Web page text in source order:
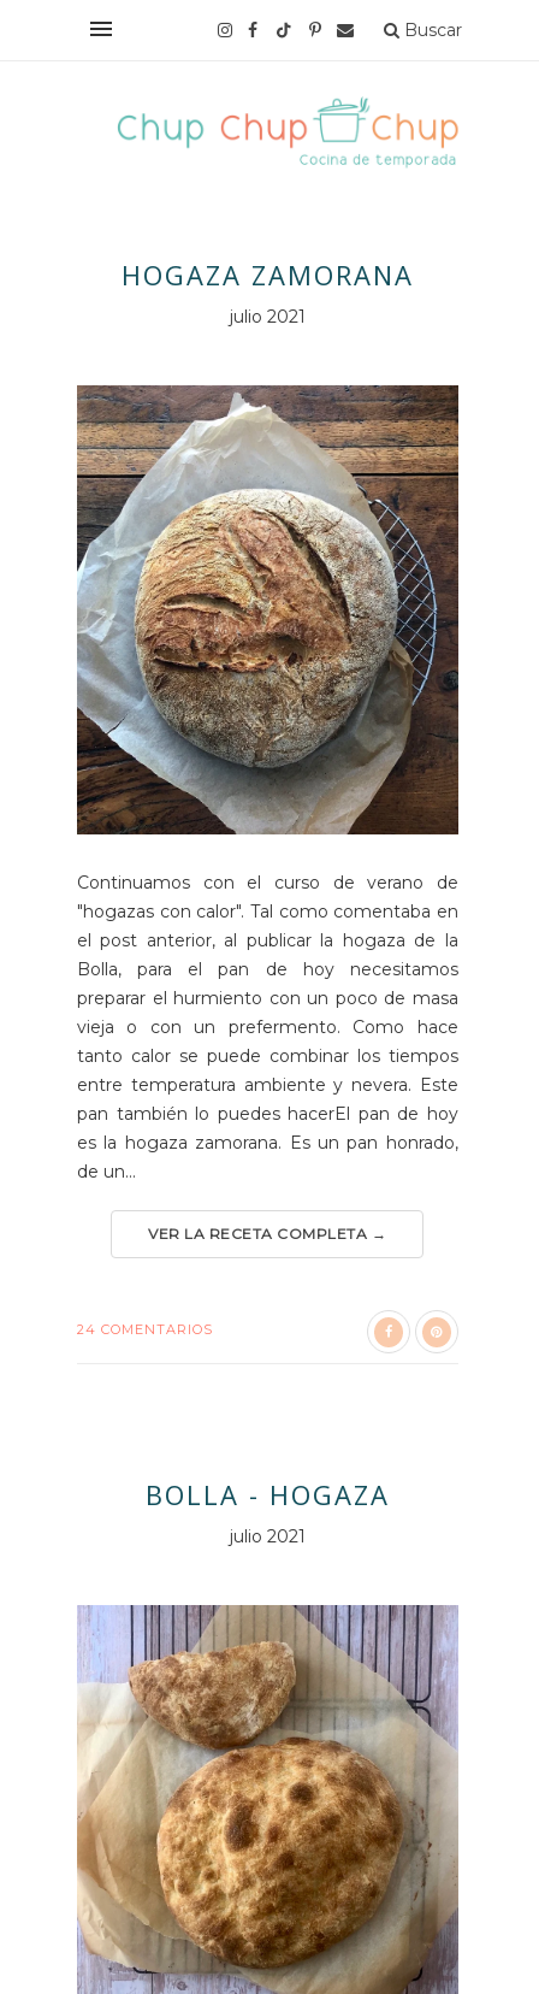
Buscar
HOGAZA ZAMORANA
julio 2021
Continuamos con el curso de verano de
"hogazas con calor". Tal como comentaba en
el post anterior, al publicar la hogaza de la
Bolla, para el pan de hoy necesitamos
preparar el hurmiento con un poco de masa
vieja o con un prefermento. Como hace
tanto calor se puede combinar los tiempos
entre temperatura ambiente y nevera. Este
pan también lo puedes hacerEl pan de hoy
es la hogaza zamorana. Es un pan honrado,
de un...
VER LA RECETA COMPLETA →
24 COMENTARIOS
BOLLA - HOGAZA
julio 2021